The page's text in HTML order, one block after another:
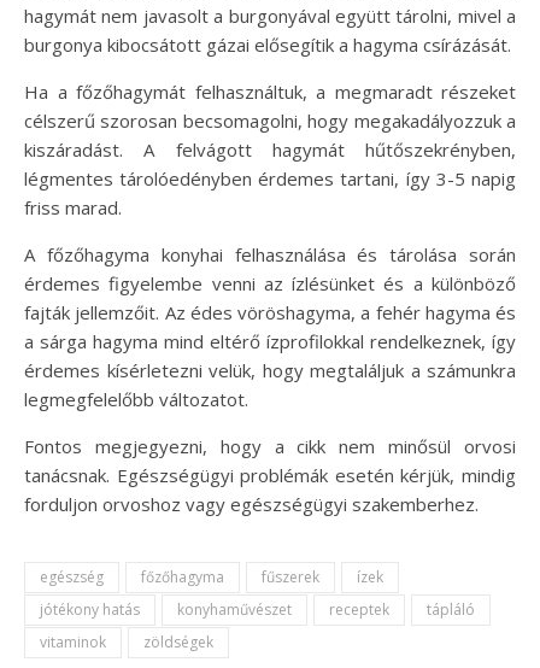
hagymát nem javasolt a burgonyával együtt tárolni, mivel a
burgonya kibocsátott gázai elősegítik a hagyma csírázását.
Ha a főzőhagymát felhasználtuk, a megmaradt részeket
célszerű szorosan becsomagolni, hogy megakadályozzuk a
kiszáradást. A felvágott hagymát hűtőszekrényben,
légmentes tárolóedényben érdemes tartani, így 3-5 napig
friss marad.
A főzőhagyma konyhai felhasználása és tárolása során
érdemes figyelembe venni az ízlésünket és a különböző
fajták jellemzőit. Az édes vöröshagyma, a fehér hagyma és
a sárga hagyma mind eltérő ízprofilokkal rendelkeznek, így
érdemes kísérletezni velük, hogy megtaláljuk a számunkra
legmegfelelőbb változatot.
Fontos megjegyezni, hogy a cikk nem minősül orvosi
tanácsnak. Egészségügyi problémák esetén kérjük, mindig
forduljon orvoshoz vagy egészségügyi szakemberhez.
egészség főzőhagyma fűszerek
ízek
jótékony hatás
konyhaművészet receptek
tápláló
vitaminok
zöldségek